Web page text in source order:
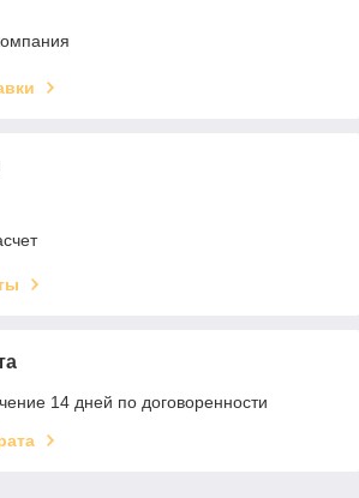
14 дней по договоренности